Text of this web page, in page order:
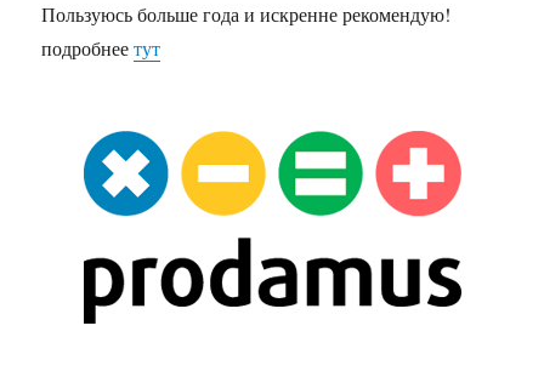
Пользуюсь больше года и искренне рекомендую!
подробнеетут